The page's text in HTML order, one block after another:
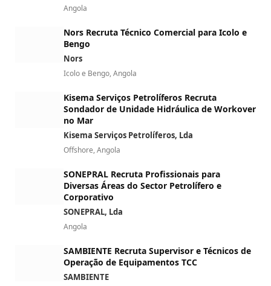
Angola
Nors Recruta Técnico Comercial para Icolo e
Bengo
Nors
Icolo e Bengo, Angola
Kisema Serviços Petrolíferos Recruta
Sondador de Unidade Hidráulica de Workover
no Mar
Kisema Serviços Petrolíferos, Lda
Offshore, Angola
SONEPRAL Recruta Profissionais para
Diversas Áreas do Sector Petrolífero e
Corporativo
SONEPRAL, Lda
Angola
SAMBIENTE Recruta Supervisor e Técnicos de
Operação de Equipamentos TCC
SAMBIENTE